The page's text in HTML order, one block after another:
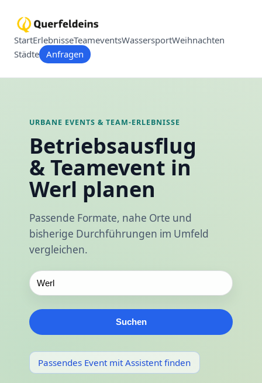
StartErlebnisseTeameventsWassersportWeihnachten
Städte Anfragen
URBANE EVENTS & TEAM-ERLEBNISSE
Betriebsausflug
& Teamevent in
Werl planen
Passende Formate, nahe Orte und
bisherige Durchführungen im Umfeld
vergleichen.
Suchen
Passendes Event mit Assistent finden